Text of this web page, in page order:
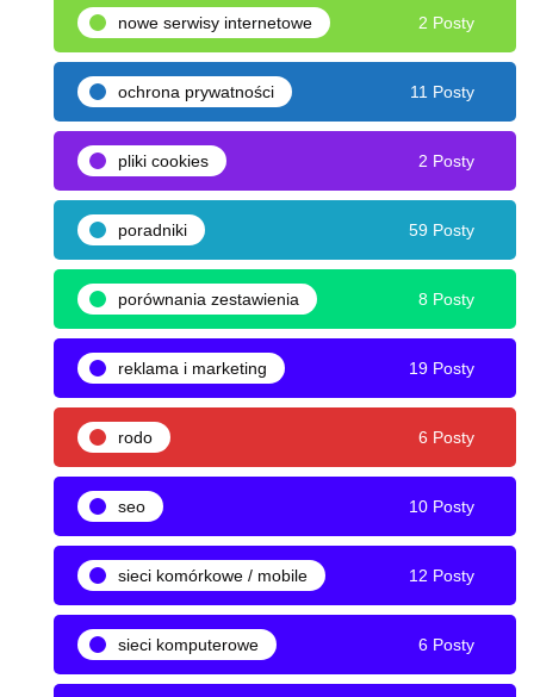
nowe serwisy internetowe 2 Posty
ochrona prywatności 11 Posty
pliki cookies 2 Posty
poradniki 59 Posty
porównania zestawienia 8 Posty
reklama i marketing 19 Posty
rodo 6 Posty
seo 10 Posty
sieci komórkowe / mobile 12 Posty
sieci komputerowe 6 Posty